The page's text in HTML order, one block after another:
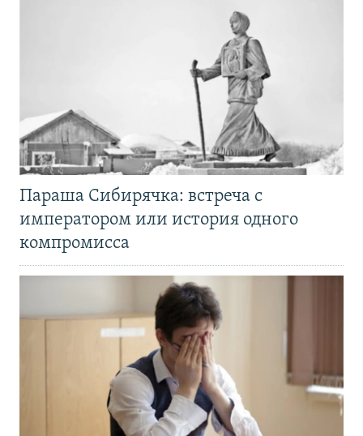
Параша Сибирячка: встреча с
императором или история одного
компромисса